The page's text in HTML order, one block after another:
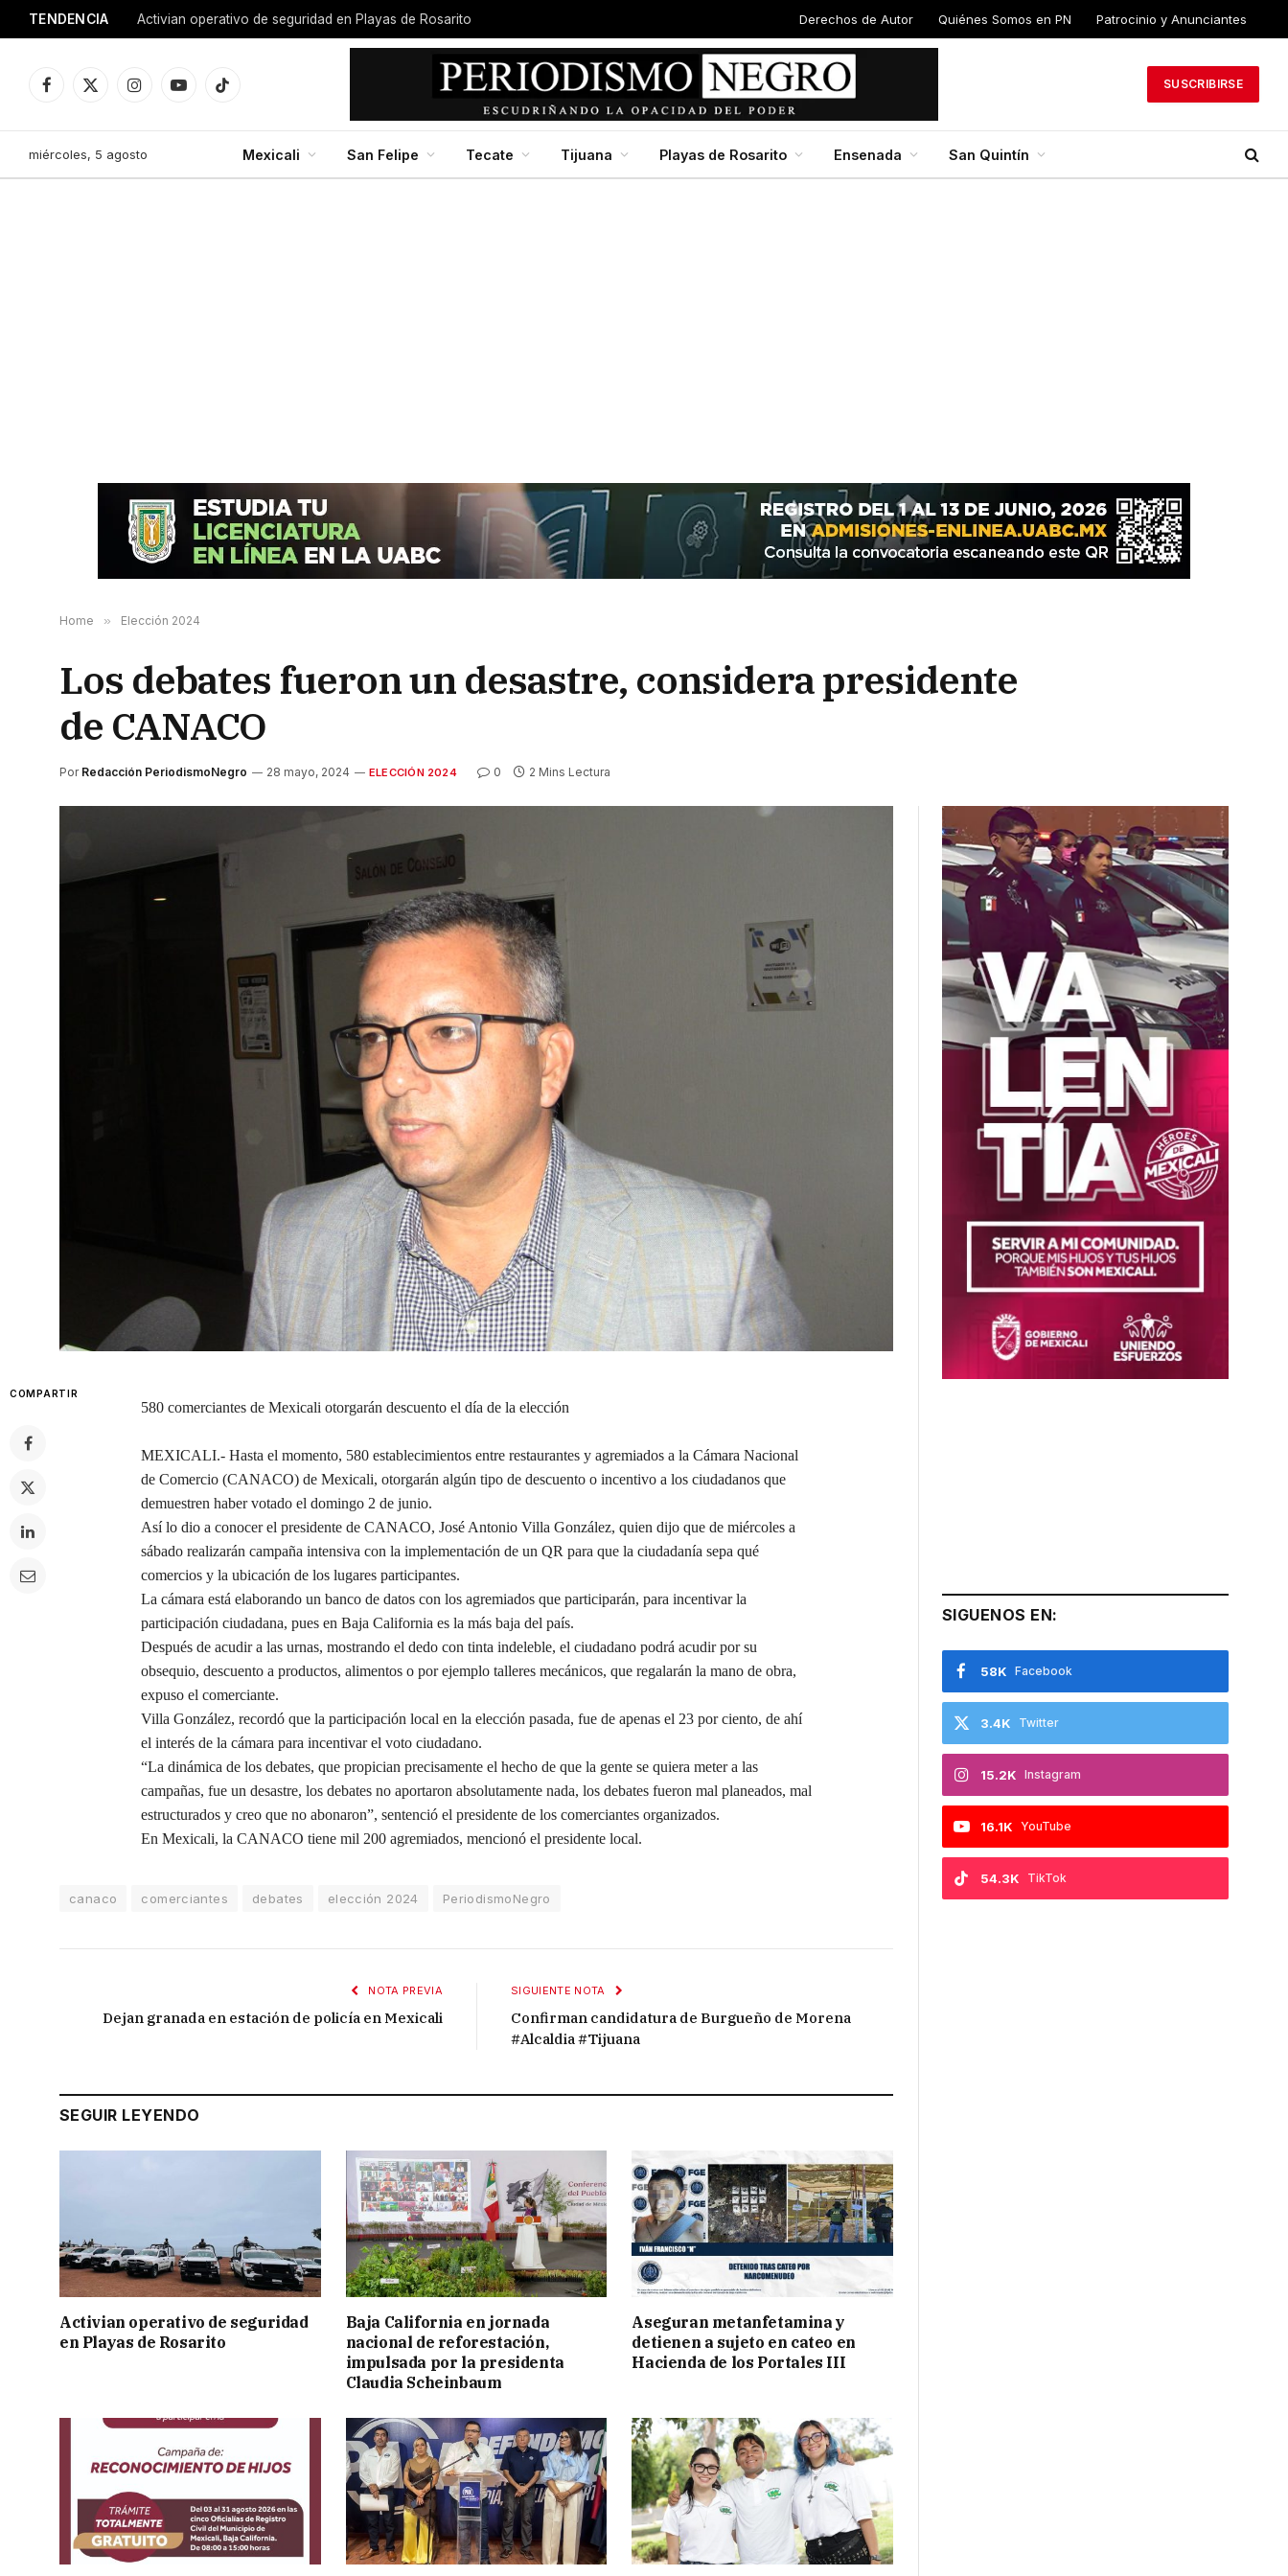
TENDENCIA Activian operativo de seguridad en Playas de Rosarito Derechos de Autor Quiénes Somos en PN Patrocinio y Anunciantes
Facebook
X
InstagramYouTubeTikTok
SUSCRIBIRSE
miércoles, 5 agosto Mexicali San Felipe Tecate Tijuana Playas de Rosarito Ensenada San Quintín
Home » Elección 2024
Los debates fueron un desastre, considera presidente
de CANACO
Por Redacción PeriodismoNegro 28 mayo, 2024 ELECCIÓN 2024 0 2 Mins Lectura
COMPARTIR
580 comerciantes de Mexicali otorgarán descuento el día de la elección
MEXICALI.- Hasta el momento, 580 establecimientos entre restaurantes y agremiados a la Cámara Nacional
de Comercio (CANACO) de Mexicali, otorgarán algún tipo de descuento o incentivo a los ciudadanos que
demuestren haber votado el domingo 2 de junio.
Así lo dio a conocer el presidente de CANACO, José Antonio Villa González, quien dijo que de miércoles a
sábado realizarán campaña intensiva con la implementación de un QR para que la ciudadanía sepa qué
comercios y la ubicación de los lugares participantes.
La cámara está elaborando un banco de datos con los agremiados que participarán, para incentivar la
participación ciudadana, pues en Baja California es la más baja del país.
Después de acudir a las urnas, mostrando el dedo con tinta indeleble, el ciudadano podrá acudir por su
obsequio, descuento a productos, alimentos o por ejemplo talleres mecánicos, que regalarán la mano de obra,
expuso el comerciante.
Villa González, recordó que la participación local en la elección pasada, fue de apenas el 23 por ciento, de ahí
el interés de la cámara para incentivar el voto ciudadano.
“La dinámica de los debates, que propician precisamente el hecho de que la gente se quiera meter a las
campañas, fue un desastre, los debates no aportaron absolutamente nada, los debates fueron mal planeados, mal
estructurados y creo que no abonaron”, sentenció el presidente de los comerciantes organizados.
En Mexicali, la CANACO tiene mil 200 agremiados, mencionó el presidente local.
canaco comerciantes debates elección 2024 PeriodismoNegro
NOTA PREVIA
Dejan granada en estación de policía en Mexicali
SIGUIENTE NOTA
Confirman candidatura de Burgueño de Morena
#Alcaldia #Tijuana
SEGUIR LEYENDO
Activian operativo de seguridad
en Playas de Rosarito
Baja California en jornada
nacional de reforestación,
impulsada por la presidenta
Claudia Scheinbaum
Aseguran metanfetamina y
detienen a sujeto en cateo en
Hacienda de los Portales III
SIGUENOS EN:
Facebook
58K
Twitter
3.4K
Instagram
15.2K
YouTube
16.1K
TikTok
54.3K